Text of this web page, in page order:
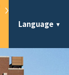
Language